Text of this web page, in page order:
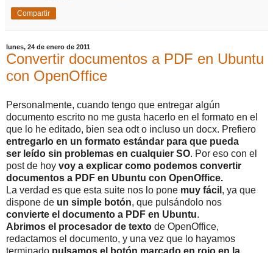
Compartir
lunes, 24 de enero de 2011
Convertir documentos a PDF en Ubuntu
con OpenOffice
Personalmente, cuando tengo que entregar algún
documento escrito no me gusta hacerlo en el formato en el
que lo he editado, bien sea odt o incluso un docx. Prefiero
entregarlo en un formato estándar para que pueda
ser leído sin problemas en cualquier SO. Por eso con el
post de hoy voy a explicar como podemos convertir
documentos a PDF en Ubuntu con OpenOffice.
La verdad es que esta suite nos lo pone muy fácil , ya que
dispone de un simple botón, que pulsándolo nos
convierte el documento a PDF en Ubuntu.
Abrimos el procesador de texto de OpenOffice,
redactamos el documento, y una vez que lo hayamos
terminado pulsamos el botón marcado en rojo en la